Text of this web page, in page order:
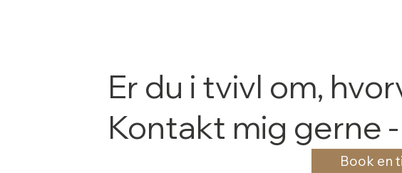
Er du i tvivl om,
Kontakt mig gerne
Book en